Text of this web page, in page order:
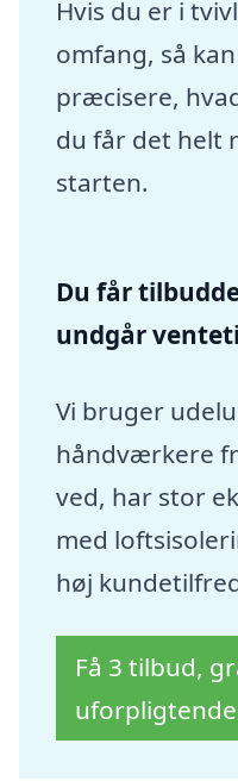
Hvis du er i
omfang, så
præcisere,
du får det helt
starten.
Du får
undgår
Vi bruger
håndværkere
ved, har stor
med
høj
Få 3 tilbud,
uforpligtende